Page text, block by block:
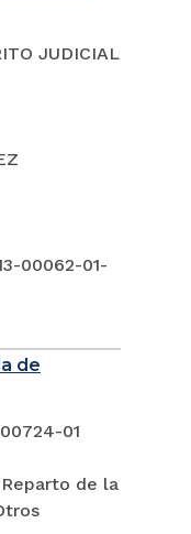
JUDICIAL
00062-01-
de
01
de la